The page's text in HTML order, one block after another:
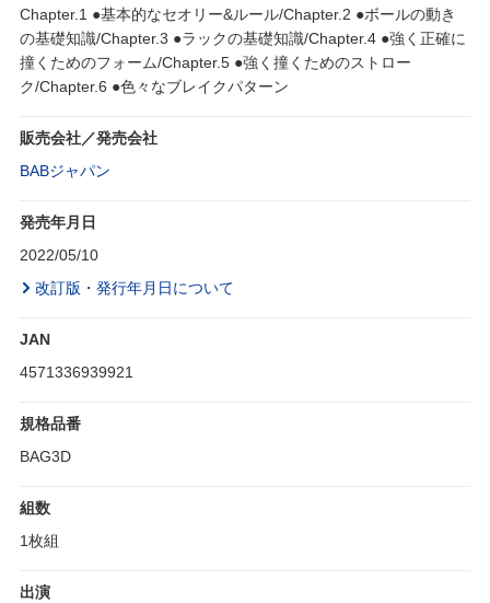
Chapter.1 ●基本的なセオリー&ルール/Chapter.2 ●ボールの動き
の基礎知識/Chapter.3 ●ラックの基礎知識/Chapter.4 ●強く正確に
撞くためのフォーム/Chapter.5 ●強く撞くためのストロー
ク/Chapter.6 ●色々なブレイクパターン
販売会社／発売会社
BABジャパン
発売年月日
2022/05/10
改訂版・発行年月日について
JAN
4571336939921
規格品番
BAG3D
組数
1枚組
出演